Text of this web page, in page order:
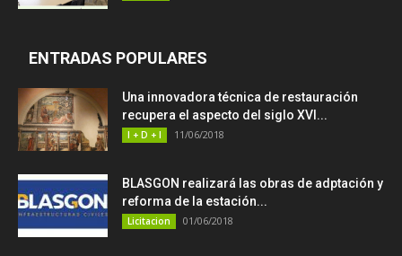
ENTRADAS POPULARES
Una innovadora técnica de restauración
recupera el aspecto del siglo XVI...
I + D + I 11/06/2018
BLASGON realizará las obras de adptación y
reforma de la estación...
Licitacion 01/06/2018